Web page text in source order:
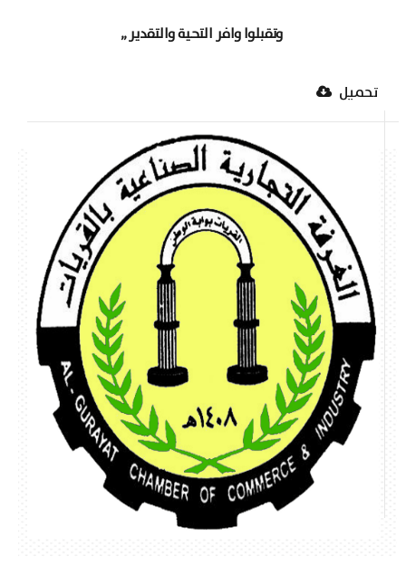
وتقبلوا وافر التحية والتقدير ,,
تحميل